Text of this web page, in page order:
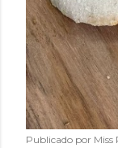
Publicado por Miss